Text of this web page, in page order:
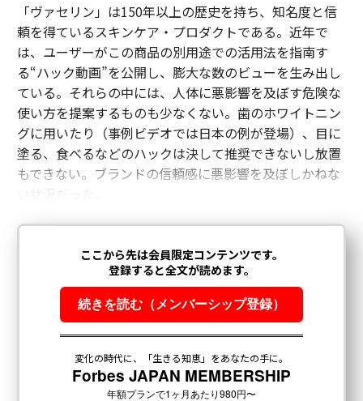
「ヴァセリン」は150年以上の歴史を持ち、知名度と信
頼を得ているスキンケア・プロダクトである。近年で
は、ユーザーがこの商品の別用途での活用法を指南す
る“ハック動画”を公開し、膨大な数のビューを生み出し
ている。それらの中には、人体に悪影響を及ぼす危険な
使い方を提案するものも少なくない。歯のホワイトニン
グに用いたり（事例ビデオでは日本の例が登場）、目に
塗る、食べるなどのハックは決して推奨できないし放置
もできない。ブランドの信頼感に悪影響を及ぼしかねな